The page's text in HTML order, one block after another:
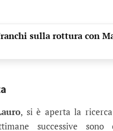
sulla rottura con
, si è aperta la
successive sono